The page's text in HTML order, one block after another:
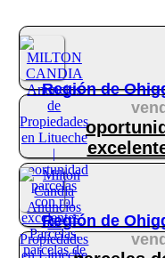
Región de
Región de